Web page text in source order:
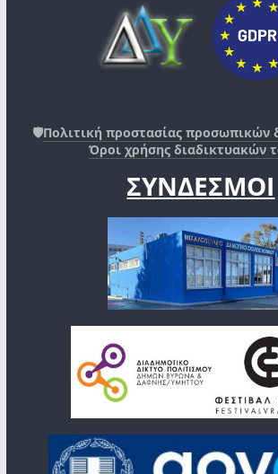
🛡️Πολιτική προστασίας προσωπικών
Όροι χρήσης διαδικτυακών
ΣΥΝΔΕΣΜΟΙ